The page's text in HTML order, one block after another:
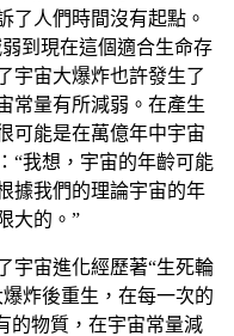
了人們時間沒有起點。
到現在這個適合生命存
宇宙大爆炸也許發生了
常量有所減弱。在產生
可能是在萬億年中宇宙
“我想，宇宙的年齡可能
據我們的理論宇宙的年
大的。”
宇宙進化經歷著“生死輪
炸後重生，在每一次的
的物質，在宇宙常量減